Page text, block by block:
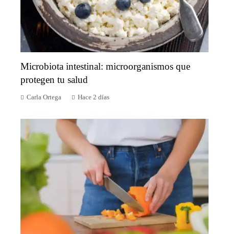
Microbiota intestinal: microorganismos que
protegen tu salud
Carla Ortega Hace 2 días